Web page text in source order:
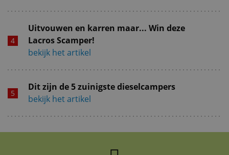
Uitvouwen en karren maar... Win deze
Lacros Scamper!
bekijk het artikel
Dit zijn de 5 zuinigste dieselcampers
bekijk het artikel